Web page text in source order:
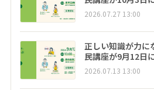
2026.07.27 13:00
正しい知識が力
民講座が9月12日
2026.07.13 13:00